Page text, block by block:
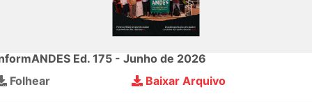
Ed. 175 - Junho de 2026
Folhear
Baixar Arquivo